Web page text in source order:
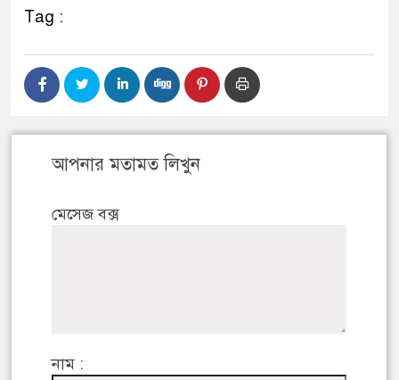
Tag :
আপনার মতামত লিখুন
মেসেজ বক্স
নাম :